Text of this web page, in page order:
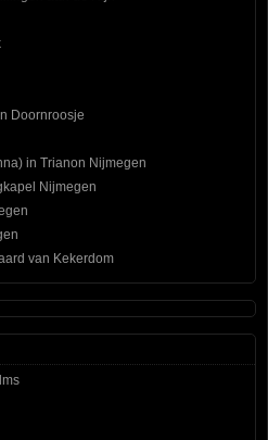
Doornroosje
in Trianon Nijmegen
Nijmegen
van Kekerdom